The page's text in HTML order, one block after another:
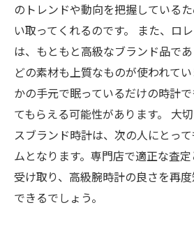
のトレンドや動向を把握している
い取ってくれるのです。 また、ロ
は、もともと高級なブランド品で
どの素材も上質なものが使われて
かの手元で眠っているだけの時計
てもらえる可能性があります。 大
スブランド時計は、次の人にとっ
ムとなります。専門店で適正な査
受け取り、高級腕時計の良さを再
できるでしょう。